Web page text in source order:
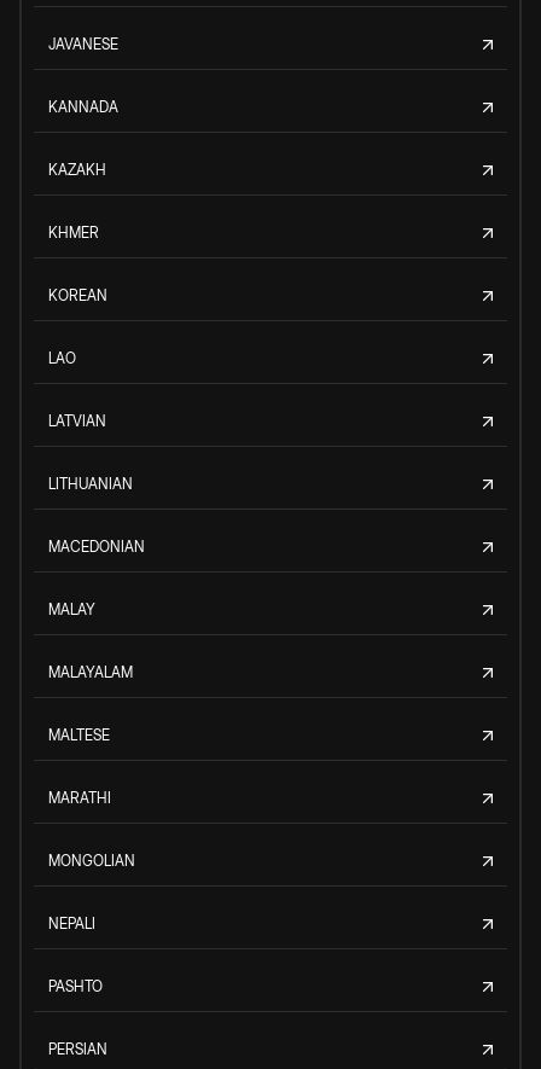
JAVANESE
KANNADA
KAZAKH
KHMER
KOREAN
LAO
LATVIAN
LITHUANIAN
MACEDONIAN
MALAY
MALAYALAM
MALTESE
MARATHI
MONGOLIAN
NEPALI
PASHTO
PERSIAN